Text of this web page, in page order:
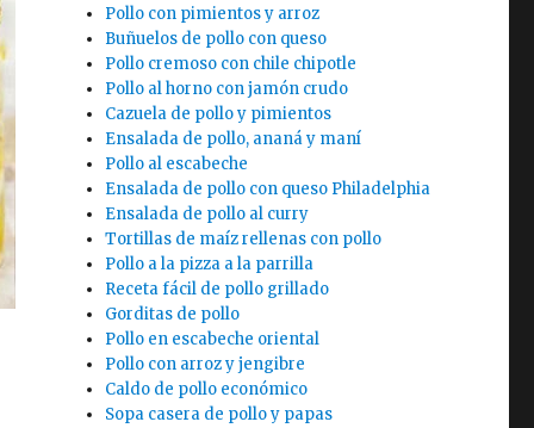
Pollo con pimientos y arroz
Buñuelos de pollo con queso
Pollo cremoso con chile chipotle
Pollo al horno con jamón crudo
Cazuela de pollo y pimientos
Ensalada de pollo, ananá y maní
Pollo al escabeche
Ensalada de pollo con queso Philadelphia
Ensalada de pollo al curry
Tortillas de maíz rellenas con pollo
Pollo a la pizza a la parrilla
Receta fácil de pollo grillado
Gorditas de pollo
Pollo en escabeche oriental
Pollo con arroz y jengibre
Caldo de pollo económico
Sopa casera de pollo y papas